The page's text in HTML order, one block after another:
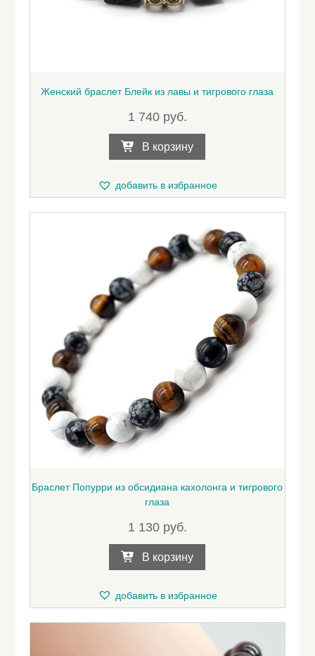
Женский браслет Блейк из лавы и тигрового глаза
1 740 руб.
В корзину
добавить в избранное
Браслет Попурри из обсидиана кахолонга и тигрового
глаза
1 130 руб.
В корзину
добавить в избранное